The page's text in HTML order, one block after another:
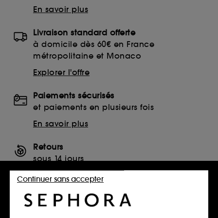
En savoir plus
Livraison standard offerte
à domicile dès 60€ en France
métropolitaine et Monaco
Explorer l'offre
Paiements sécurisés
et paiements en plusieurs fois
En savoir plus
Retours
sous 14 jours
Retourner mon article
SERVICES, CONTACT ET CONDITIONS DES OFFRES
Continuer sans accepter